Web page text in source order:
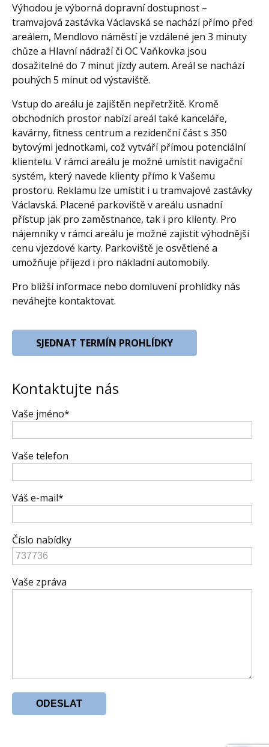
Výhodou je výborná dopravní dostupnost –
tramvajová zastávka Václavská se nachází přímo před
areálem, Mendlovo náměstí je vzdálené jen 3 minuty
chůze a Hlavní nádraží či OC Vaňkovka jsou
dosažitelné do 7 minut jízdy autem. Areál se nachází
pouhých 5 minut od výstaviště.
Vstup do areálu je zajištěn nepřetržitě. Kromě
obchodních prostor nabízí areál také kanceláře,
kavárny, fitness centrum a rezidenční část s 350
bytovými jednotkami, což vytváří přímou potenciální
klientelu. V rámci areálu je možné umístit navigační
systém, který navede klienty přímo k Vašemu
prostoru. Reklamu lze umístit i u tramvajové zastávky
Václavská. Placené parkoviště v areálu usnadní
přístup jak pro zaměstnance, tak i pro klienty. Pro
nájemníky v rámci areálu je možné zajistit výhodnější
cenu vjezdové karty. Parkoviště je osvětlené a
umožňuje příjezd i pro nákladní automobily.
Pro bližší informace nebo domluvení prohlídky nás
neváhejte kontaktovat.
SJEDNAT TERMÍN PROHLÍDKY
Kontaktujte nás
Vaše jméno*
Vaše telefon
Váš e-mail*
Číslo nabídky
Vaše zpráva